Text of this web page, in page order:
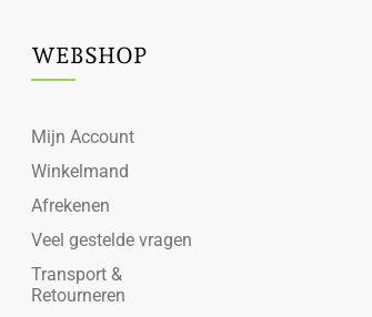
WEBSHOP
Mijn Account
Winkelmand
Afrekenen
Veel gestelde vragen
Transport &
Retourneren